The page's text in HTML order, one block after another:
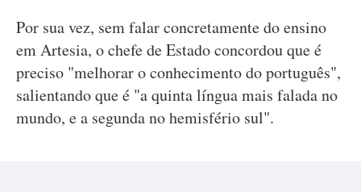
Por sua vez, sem falar concretamente do ensino
em Artesia, o chefe de Estado concordou que é
preciso "melhorar o conhecimento do português",
salientando que é "a quinta língua mais falada no
mundo, e a segunda no hemisfério sul".